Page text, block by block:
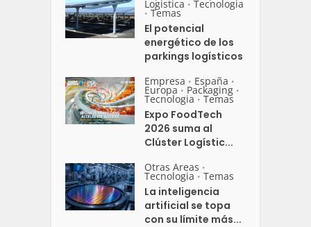
Logistica • Tecnologia
• Temas
El potencial
energético de los
parkings logísticos
Empresa • España •
Europa • Packaging •
Tecnologia • Temas
Expo FoodTech
2026 suma al
Clúster Logístic...
Otras Areas •
Tecnologia • Temas
La inteligencia
artificial se topa
con su límite más...